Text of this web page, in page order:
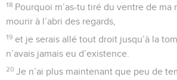
18 Pourquoi m’as-tu tiré du ventre de ma
mourir à l’abri des regards,
19 et je serais allé tout droit jusqu’à la
n’avais jamais eu d’existence.
20 Je n’ai plus maintenant que peu de